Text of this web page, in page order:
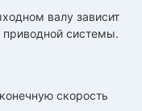
валу зависит
приводной системы.
скорость